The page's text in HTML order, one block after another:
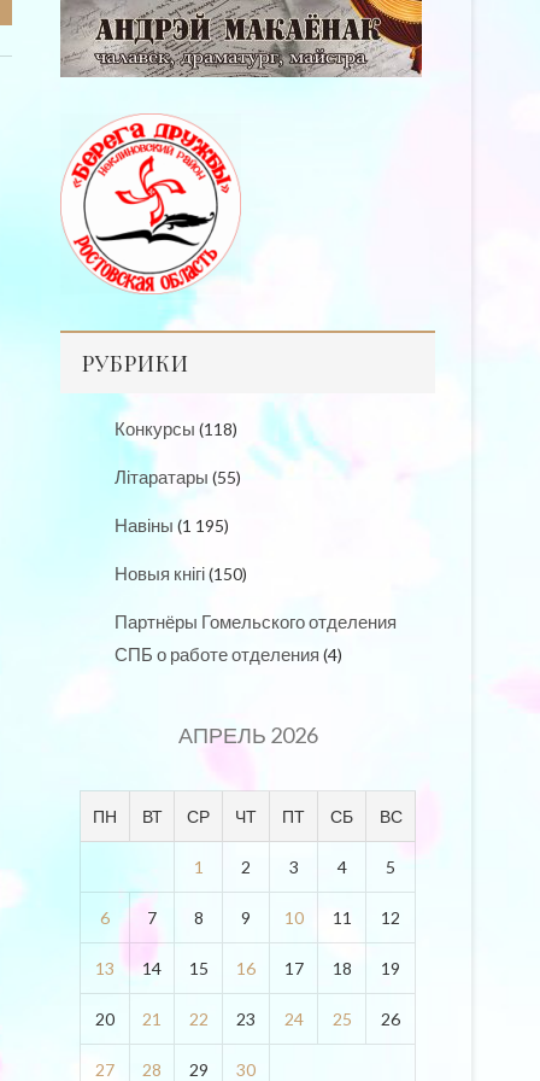
РУБРИКИ
Конкурсы (118)
Літаратары (55)
Навіны (1 195)
Новыя кнігі(150)
Партнёры Гомельского отделения
СПБ о работе отделения (4)
АПРЕЛЬ 2026
ПН ВТ СР ЧТ ПТ СБ ВС
1 2 3 4 5
6 7 8 9 10 11 12
13 14 15 16 17 18 19
20 21 22 23 24 25 26
27 28 29 30